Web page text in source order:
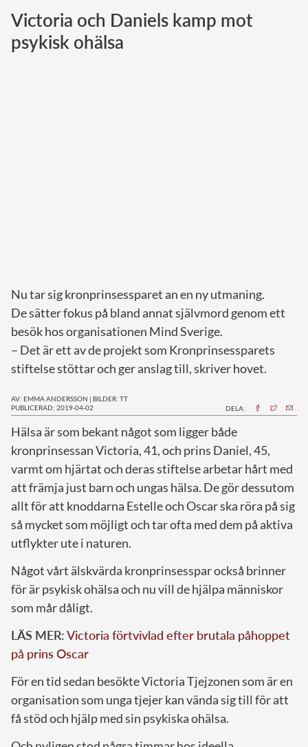
Norska kungahuset
Danska kungahuset
Victoria och Daniels kamp mot
psykisk ohälsa
Nu tar sig kronprinsessparet an en ny utmaning.
De sätter fokus på bland annat självmord genom ett
besök hos organisationen Mind Sverige.
– Det är ett av de projekt som Kronprinsessparets
stiftelse stöttar och ger anslag till, skriver hovet.
AV: EMMA ANDERSSON | BILDER: TT
PUBLICERAD: 2019-04-02
DELA:
Hälsa är som bekant något som ligger både
kronprinsessan Victoria, 41, och prins Daniel, 45,
varmt om hjärtat och deras stiftelse arbetar hårt med
att främja just barn och ungas hälsa. De gör dessutom
allt för att knoddarna Estelle och Oscar ska röra på sig
så mycket som möjligt och tar ofta med dem på aktiva
utflykter ute i naturen.
Något vårt älskvärda kronprinsesspar också brinner
för är psykisk ohälsa och nu vill de hjälpa människor
som mår dåligt.
LÄS MER:Victoria förtvivlad efter brutala påhoppet
på prins Oscar
För en tid sedan besökte Victoria Tjejzonen som är en
organisation som unga tjejer kan vända sig till för att
få stöd och hjälp med sin psykiska ohälsa.